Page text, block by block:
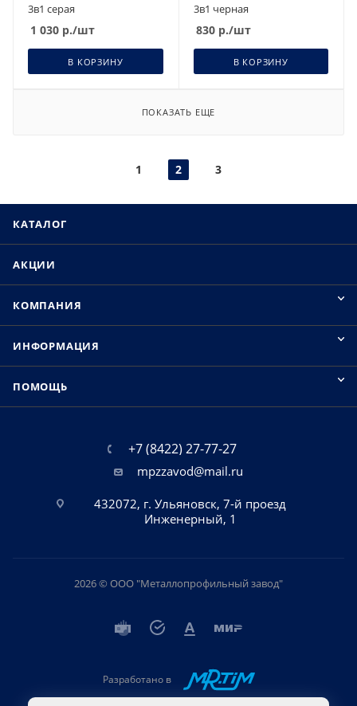
3в1 серая
1 030 р./шт
В КОРЗИНУ
3в1 черная
830р./шт
В КОРЗИНУ
ПОКАЗАТЬ ЕЩЕ
1 2 3
КАТАЛОГ
АКЦИИ
КОМПАНИЯ
ИНФОРМАЦИЯ
ПОМОЩЬ
+7 (8422) 27-77-27
mpzzavod@mail.ru
432072, г. Ульяновск, 7-й проезд
Инженерный, 1
2026 © ООО "Металлопрофильный завод"
Разработано в